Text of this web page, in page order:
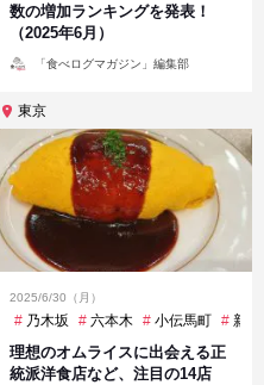
数の増加ランキングを発表！
（2025年6月）
「食べログマガジン」編集部
渋谷 神保町 茅場町 虎ノ門
東京
2025/6/30（月）
乃木坂 六本木 小伝馬町 新
理想のオムライスに出会える正
統派洋食店など、注目の14店